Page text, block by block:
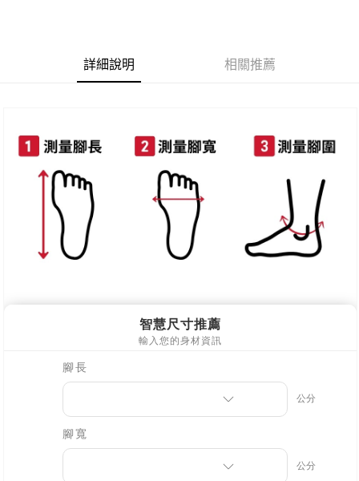
7-11付款取貨
離島郵局配送
每筆NT$90，滿NT$999(含以上)免運費
【宇迅國際】限一般住址，不支援智能櫃 查看運費
詳細說明 相關推薦